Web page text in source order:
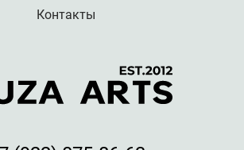
Контакты